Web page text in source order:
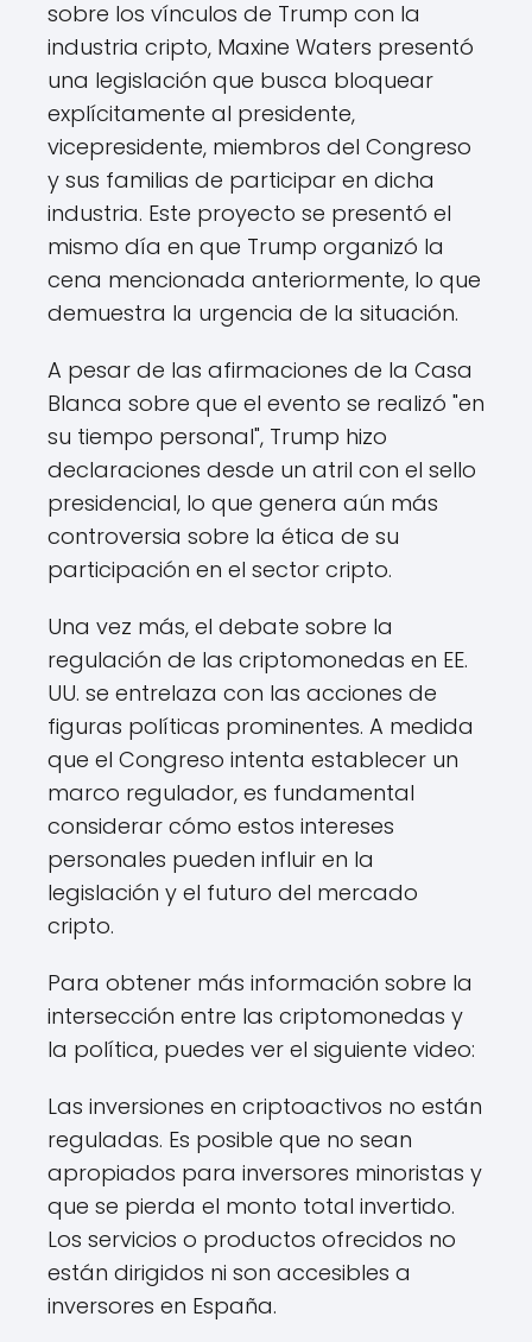
sobre los vínculos de Trump con la
industria cripto, Maxine Waters presentó
una legislación que busca bloquear
explícitamente al presidente,
vicepresidente, miembros del Congreso
y sus familias de participar en dicha
industria. Este proyecto se presentó el
mismo día en que Trump organizó la
cena mencionada anteriormente, lo que
demuestra la urgencia de la situación.
A pesar de las afirmaciones de la Casa
Blanca sobre que el evento se realizó "en
su tiempo personal", Trump hizo
declaraciones desde un atril con el sello
presidencial, lo que genera aún más
controversia sobre la ética de su
participación en el sector cripto.
Una vez más, el debate sobre la
regulación de las criptomonedas en EE.
UU. se entrelaza con las acciones de
figuras políticas prominentes. A medida
que el Congreso intenta establecer un
marco regulador, es fundamental
considerar cómo estos intereses
personales pueden influir en la
legislación y el futuro del mercado
cripto.
Para obtener más información sobre la
intersección entre las criptomonedas y
la política, puedes ver el siguiente video:
Las inversiones en criptoactivos no están
reguladas. Es posible que no sean
apropiados para inversores minoristas y
que se pierda el monto total invertido.
Los servicios o productos ofrecidos no
están dirigidos ni son accesibles a
inversores en España.